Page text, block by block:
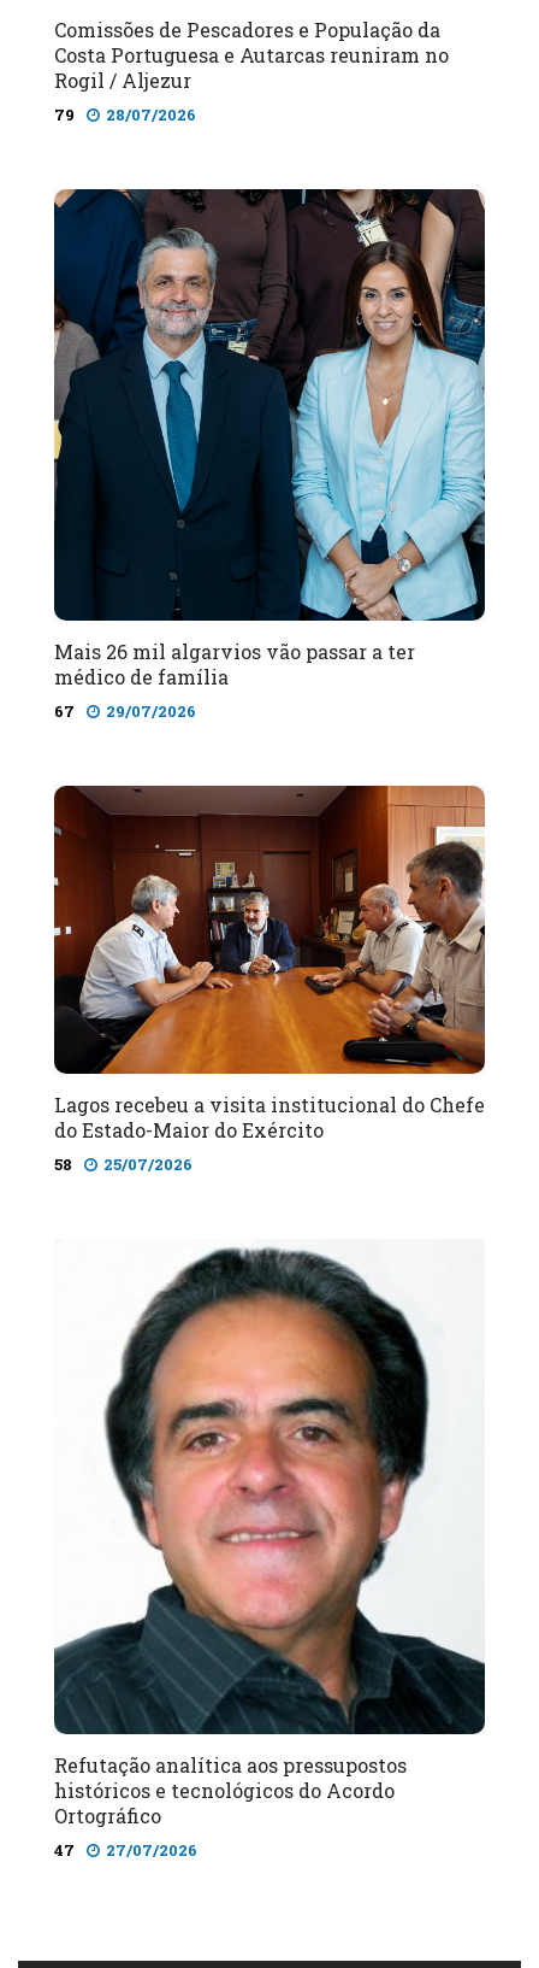
Comissões de Pescadores e População da
Costa Portuguesa e Autarcas reuniram no
Rogil / Aljezur
79 28/07/2026
Mais 26 mil algarvios vão passar a ter
médico de família
67 29/07/2026
Lagos recebeu a visita institucional do Chefe
do Estado-Maior do Exército
58 25/07/2026
Refutação analítica aos pressupostos
históricos e tecnológicos do Acordo
Ortográfico
47 27/07/2026